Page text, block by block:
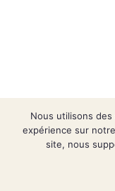
Nous utilisons
expérience sur
site, nous